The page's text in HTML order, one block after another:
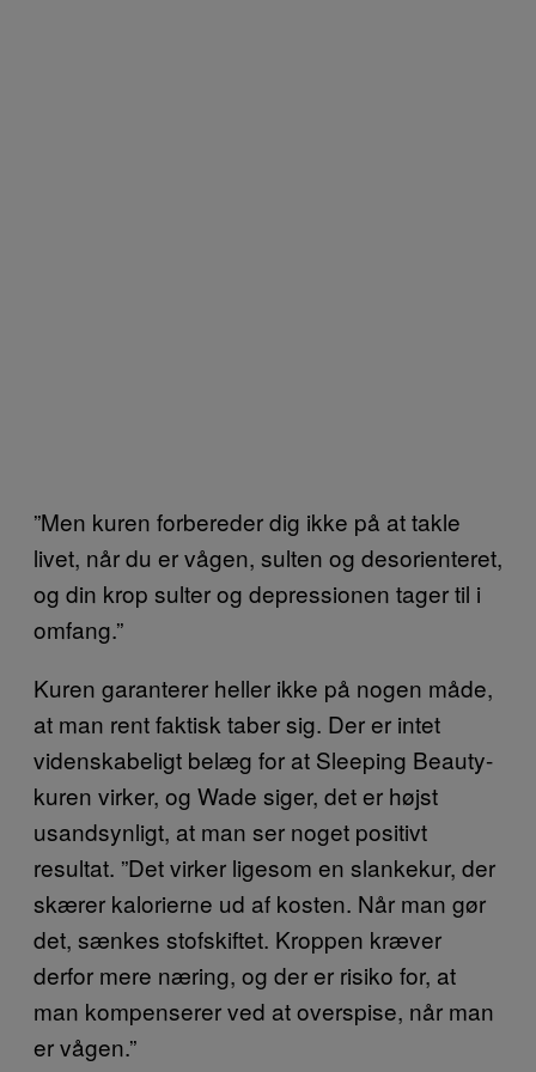
”Men kuren forbereder dig ikke på at takle
livet, når du er vågen, sulten og desorienteret,
og din krop sulter og depressionen tager til i
omfang.”
Kuren garanterer heller ikke på nogen måde,
at man rent faktisk taber sig. Der er intet
videnskabeligt belæg for at Sleeping Beauty-
kuren virker, og Wade siger, det er højst
usandsynligt, at man ser noget positivt
resultat. ”Det virker ligesom en slankekur, der
skærer kalorierne ud af kosten. Når man gør
det, sænkes stofskiftet. Kroppen kræver
derfor mere næring, og der er risiko for, at
man kompenserer ved at overspise, når man
er vågen.”